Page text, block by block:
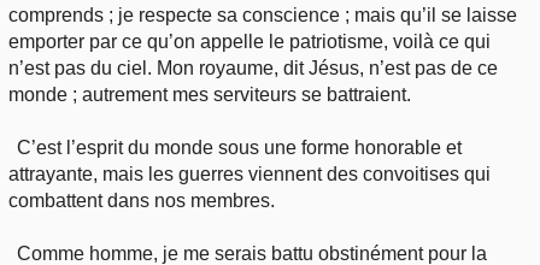
comprends ; je respecte sa conscience ; mais qu’il se laisse
emporter par ce qu’on appelle le patriotisme, voilà ce qui
n’est pas du ciel. Mon royaume, dit Jésus, n’est pas de ce
monde ; autrement mes serviteurs se battraient.
C’est l’esprit du monde sous une forme honorable et
attrayante, mais les guerres viennent des convoitises qui
combattent dans nos membres.
Comme homme, je me serais battu obstinément pour la